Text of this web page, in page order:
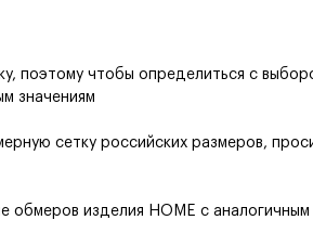
поэтому чтобы определиться с
значениям
сетку российских размеров,
изделия HOME с